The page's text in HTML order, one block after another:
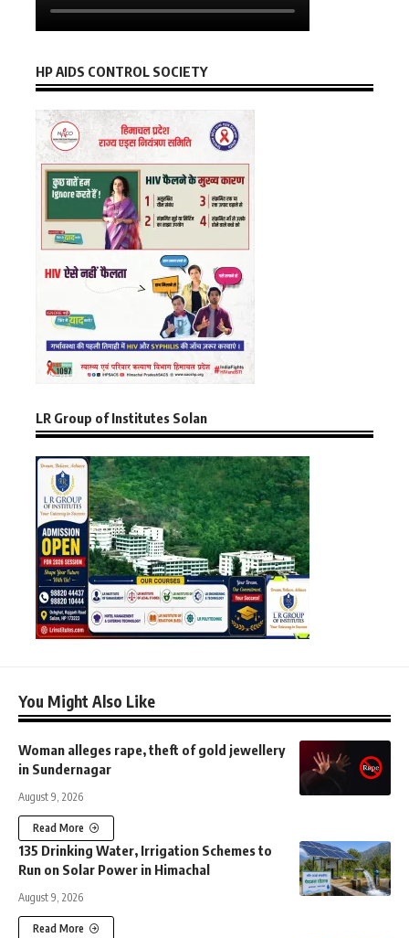
HP AIDS CONTROL SOCIETY
LR Group of Institutes Solan
You Might Also Like
Woman alleges rape, theft of gold jewellery
in Sundernagar
August 9, 2026
Read More
135 Drinking Water, Irrigation Schemes to
Run on Solar Power in Himachal
August 9, 2026
Read More